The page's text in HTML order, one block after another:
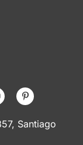
Santiago